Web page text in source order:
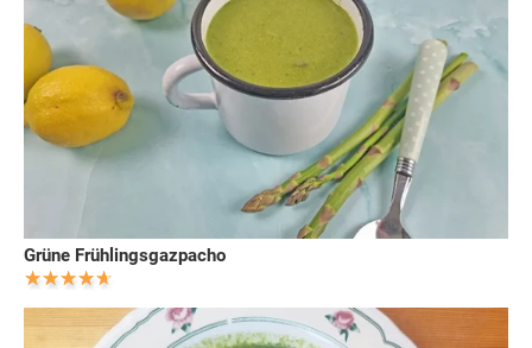
Grüne Frühlingsgazpacho